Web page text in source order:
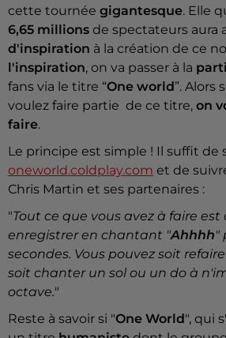
cette tournée gigantesque. Elle
6,65 millions de spectateurs aura
d'inspiration à la création de ce
l'inspiration, on va passer à la
fans via le titre “One world”. Alors
voulez faire partie de ce titre, on
faire.
Le principe est simple ! Il suffit de
oneworld.coldplay.com et de
Chris Martin et ses partenaires :
"Tout ce que vous avez à faire est
enregistrer en chantant "Ahhhh"
secondes. Vous pouvez soit
soit chanter un sol ou un do à
octave."
Reste à savoir si "One World", qui